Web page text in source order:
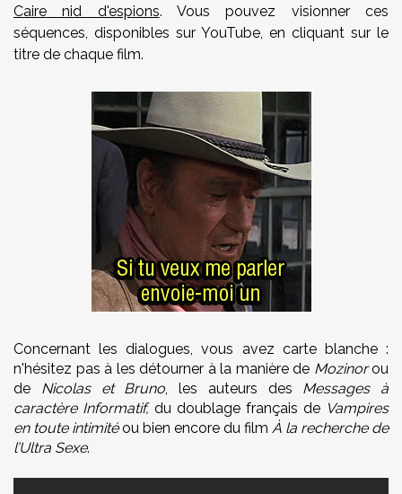
Caire nid d'espions. Vous pouvez visionner ces
séquences, disponibles sur YouTube, en cliquant sur le
titre de chaque film.
Concernant les dialogues, vous avez carte blanche :
n'hésitez pas à les détourner à la manière de Mozinorou
de Nicolas et Bruno, les auteurs des Messages à
caractère Informatif,du doublage français de Vampires
en toute intimitéou bien encore du film À la recherche de
l’Ultra Sexe.